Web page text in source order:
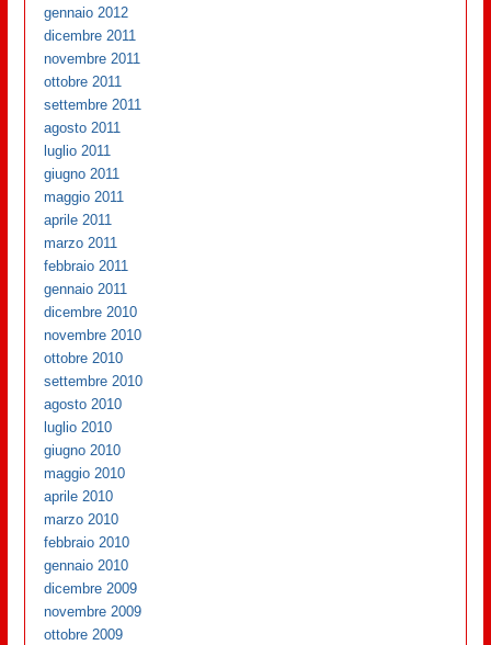
gennaio 2012
dicembre 2011
novembre 2011
ottobre 2011
settembre 2011
agosto 2011
luglio 2011
giugno 2011
maggio 2011
aprile 2011
marzo 2011
febbraio 2011
gennaio 2011
dicembre 2010
novembre 2010
ottobre 2010
settembre 2010
agosto 2010
luglio 2010
giugno 2010
maggio 2010
aprile 2010
marzo 2010
febbraio 2010
gennaio 2010
dicembre 2009
novembre 2009
ottobre 2009